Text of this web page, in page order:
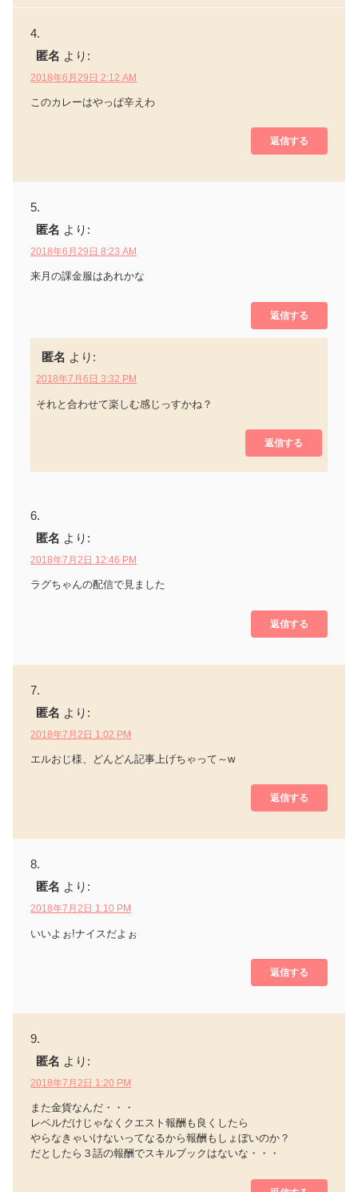
匿名 より:
2018年6月29日 2:12 AM
このカレーはやっぱ辛えわ
返信する
匿名 より:
2018年6月29日 8:23 AM
来月の課金服はあれかな
返信する
匿名 より:
2018年7月6日 3:32 PM
それと合わせて楽しむ感じっすかね？
返信する
匿名 より:
2018年7月2日 12:46 PM
ラグちゃんの配信で見ました
返信する
匿名 より:
2018年7月2日 1:02 PM
エルおじ様、どんどん記事上げちゃって～w
返信する
匿名 より:
2018年7月2日 1:10 PM
いいよぉ!ナイスだよぉ
返信する
匿名 より:
2018年7月2日 1:20 PM
また金貨なんだ・・・
レベルだけじゃなくクエスト報酬も良くしたら
やらなきゃいけないってなるから報酬もしょぼいのか？
だとしたら３話の報酬でスキルブックはないな・・・